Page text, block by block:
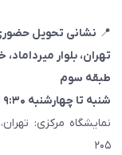
📍 نشانی تحویل
تهران، بلوار
طبقه سوم
شنبه تا چهارشنبه ۹:۳۰ الی ۱۷:۳۰ (مراجعه با هماهنگی قبلی)
نمایشگاه مرکزی:
۲۰۵